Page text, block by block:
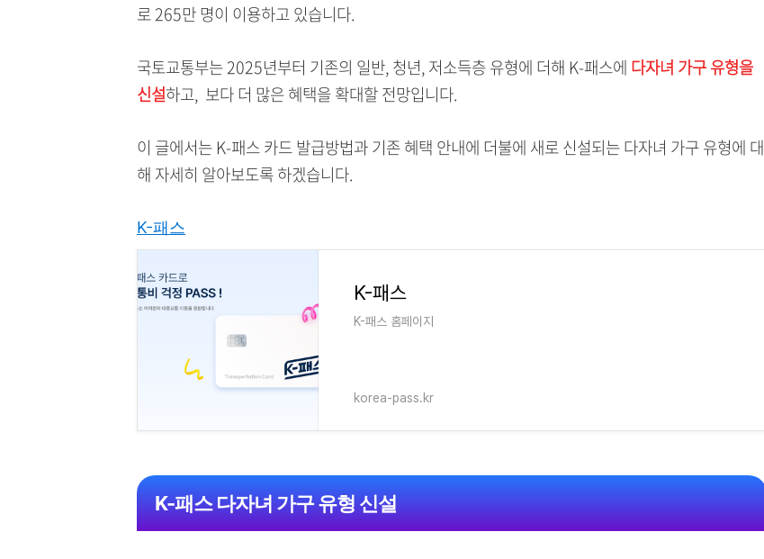
로 265만 명이 이용하고 있습니다.
국토교통부는 2025년부터 기존의 일반, 청년, 저소득층 유형에 더해 K-패스에 다자녀 가구 유형을
신설하고, 보다 더 많은 혜택을 확대할 전망입니다.
이 글에서는 K-패스 카드 발급방법과 기존 혜택 안내에 더불에 새로 신설되는 다자녀 가구 유형에 대
해 자세히 알아보도록 하겠습니다.
K-패스
K-패스
K-패스 홈페이지
korea-pass.kr
K-패스 다자녀 가구 유형 신설